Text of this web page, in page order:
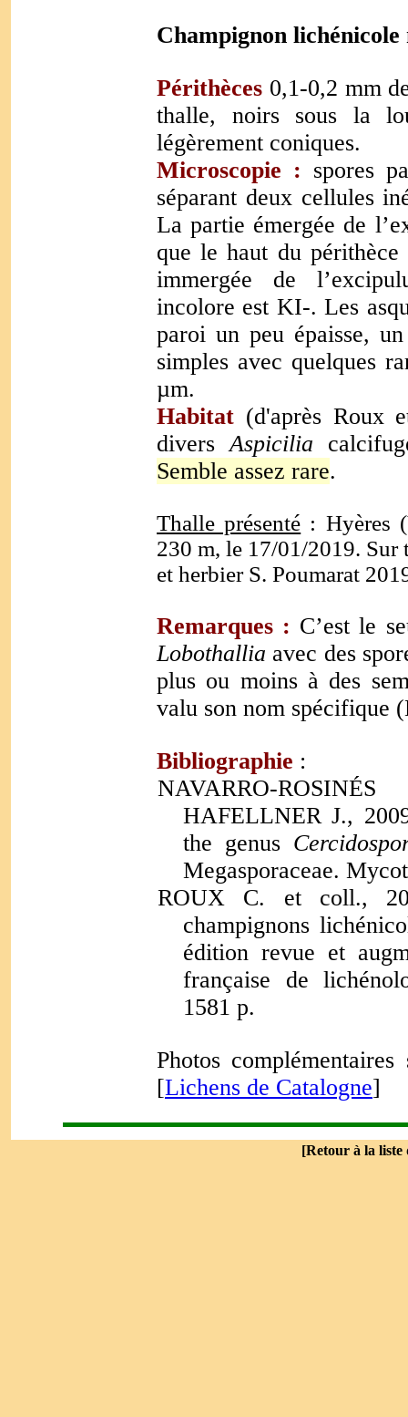
Champignon lichénicole
Périthèces 0,1-0,2 mm
thalle, noirs sous la
légèrement coniques.
Microscopie : spores
séparant deux cellules
La partie émergée de
que le haut du
immergée de
incolore est KI-. Les
paroi un peu épaisse,
simples avec quelques
µm.
Habitat (d'après Roux
diversAspicilia
Semble assez rare.
Thalle présenté : Hyères
230 m, le 17/01/2019. Sur
et herbier S. Poumarat
Remarques : C’est le
Lobothallia avec des
plus ou moins à des
valu son nom spécifique
Bibliographie :
NAVARRO-
HAFELLNER J.,
the genus
Megasporaceae.
ROUX C. et coll.,
champignons
édition revue et
française de
1581 p.
Photos
[Lichens de Catalogne]
[Retour à la liste